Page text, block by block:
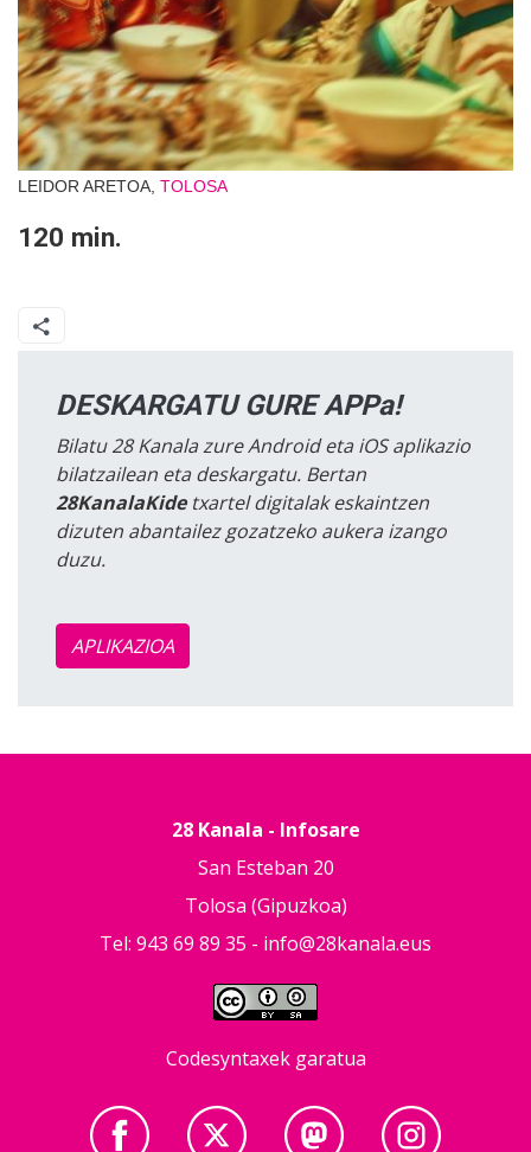
LEIDOR ARETOA, TOLOSA
120 min.
DESKARGATU GURE APPa!
Bilatu 28 Kanala zure Android eta iOS aplikazio
bilatzailean eta deskargatu. Bertan
28KanalaKidetxartel digitalak eskaintzen
dizuten abantailez gozatzeko aukera izango
duzu.
APLIKAZIOA
28 Kanala - Infosare
San Esteban 20
Tolosa (Gipuzkoa)
Tel: 943 69 89 35 - info@28kanala.eus
Codesyntaxek garatua